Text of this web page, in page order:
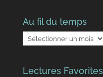
Au fil du temps
Au
fil
temps
Lectures Favorites